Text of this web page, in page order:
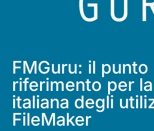
FMGuru: il punto
riferimento per
italiana degli
FileMaker